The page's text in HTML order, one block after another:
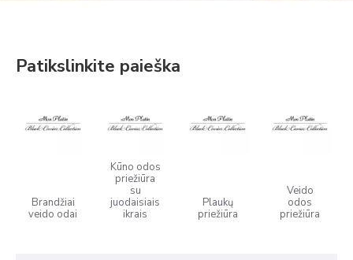
Patikslinkite paieška
Brandžiai
veido odai
Kūno odos
priežiūra
su
juodaisiais
ikrais
Plaukų
priežiūra
Veido
odos
priežiūra